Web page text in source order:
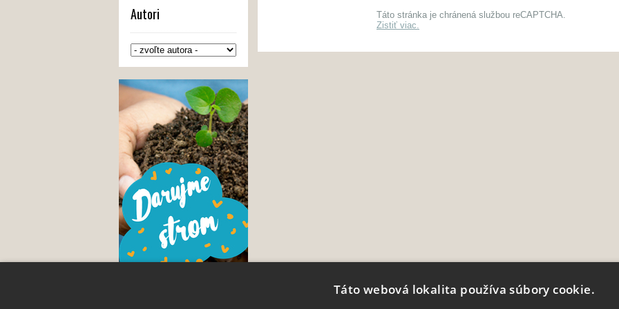
Autori
Táto stránka je chránená službou reCAPTCHA.
Zistiť viac.
Táto webová lokalita používa súbory cookie.